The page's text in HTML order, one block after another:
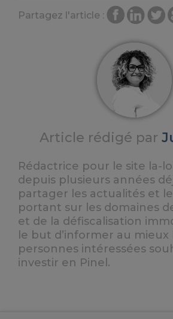
Partagez l'article :
Article rédigé par
Rédactrice pour le site la-
depuis plusieurs années
partager les actualités et
portant sur les domaines
et de la défiscalisation
le but d’informer au mieux
personnes intéressées
investir en Pinel.